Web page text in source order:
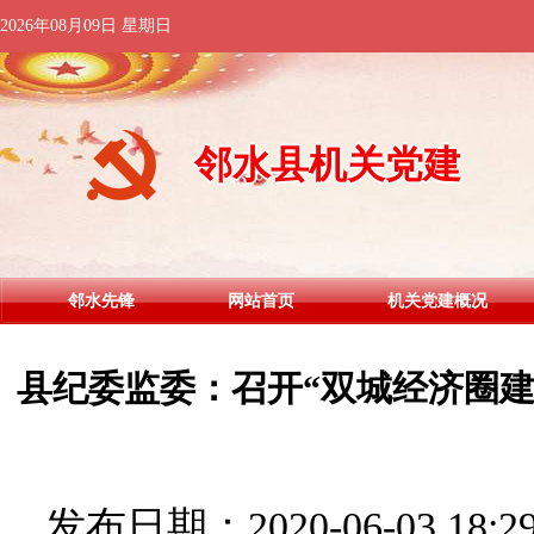
2026年08月09日 星期日
邻水县机关党建
邻水先锋 网站首页 机关党建概况
县纪委监委：召开“双城经济圈